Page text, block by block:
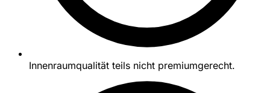
Innenraumqualität teils nicht premiumgerecht.